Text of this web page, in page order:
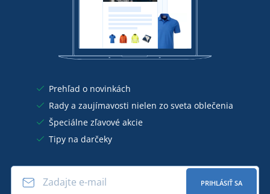
Prehľad o novinkách
Rady a zaujímavosti nielen zo sveta oblečenia
Špeciálne zľavové akcie
Tipy na darčeky
PRIHLÁSIŤ SA